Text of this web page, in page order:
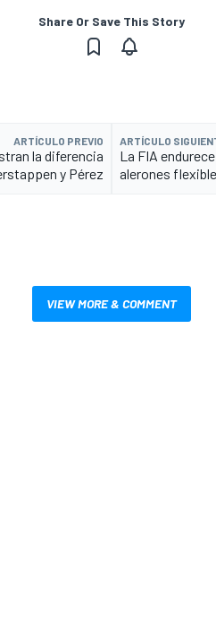
Share Or Save This Story
ARTÍCULO PREVIO
la diferencia
y Pérez
ARTÍCULO
La FIA
alerones
VIEW MORE & COMMENT